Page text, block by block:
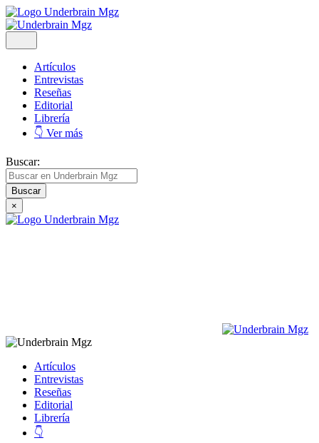
Artículos
Entrevistas
Reseñas
Editorial
Librería
👇 Ver más
Buscar:
×
Artículos
Entrevistas
Reseñas
Editorial
Librería
👇